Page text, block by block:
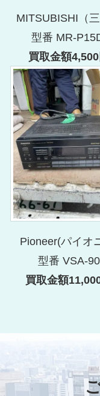
MITSUBISHI（三
型番 MR-
買取金額4,500
Pioneer(パイオ
型番 VSA-90
買取金額